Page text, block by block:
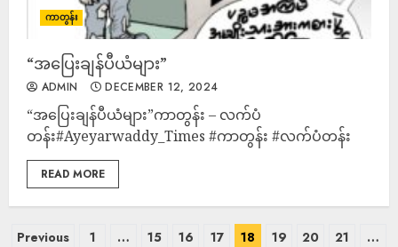
ကာတွန်း
“အပြေးချန်ပီယံများ”
ADMIN DECEMBER 12, 2024
“အပြေးချန်ပီယံများ”ကာတွန်း – လက်ပံ
တန်း#Ayeyarwaddy_Times #ကာတွန်း #လက်ပံတန်း
READ MORE
Previous 1 … 15 16 17 18 19 20 21
…